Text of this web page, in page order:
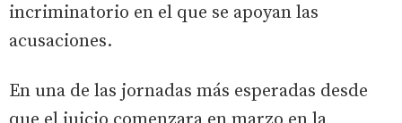
incriminatorio en el que se apoyan las
acusaciones.
En una de las jornadas más esperadas desde